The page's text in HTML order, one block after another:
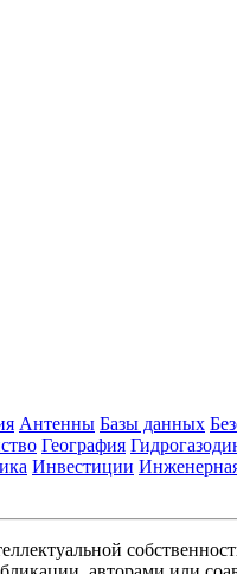
Антенны Базы данных
География
Инвестиции